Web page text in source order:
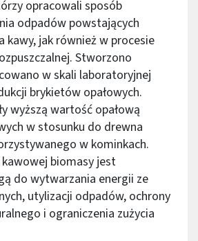
opracowali sposób
odpadów powstających
kawy, jak również w procesie
Stworzono
w skali laboratoryjnej
brykietów opałowych.
wyższą wartość opałową
w stosunku do drewna
w kominkach.
biomasy jest
do wytwarzania energii ze
utylizacji odpadów, ochrony
i ograniczenia zużycia